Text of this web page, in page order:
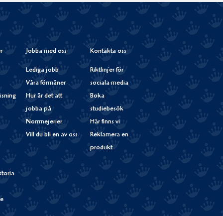
Instagram
Jobba med oss
Lediga jobb
Våra förmåner
Hur är det att
jobba på
Norrmejerier
Vill du bli en av oss
Kontakta oss
Riktlinjer för
sociala media
Boka
studiebesök
Här finns vi
Reklamera en
produkt